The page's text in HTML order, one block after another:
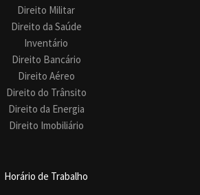
Direito Militar
Direito da Saúde
Inventário
Direito Bancário
Direito Aéreo
Direito do Trânsito
Direito da Energia
Direito Imobiliário
Horário de Trabalho